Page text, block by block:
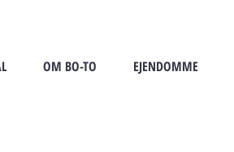
OM BO-TO EJENDOMME